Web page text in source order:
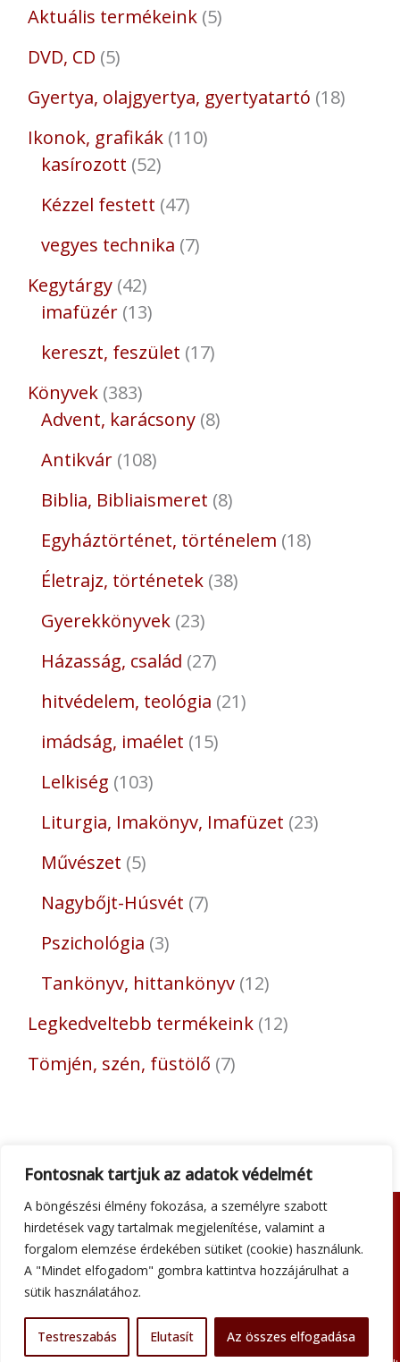
Fontosnak tartjuk az adatok védelmét
A böngészési élmény fokozása, a személyre szabott
hirdetések vagy tartalmak megjelenítése, valamint a
forgalom elemzése érdekében sütiket (cookie) használunk.
A "Mindet elfogadom" gombra kattintva hozzájárulhat a
sütik használatához.
Testreszabás Elutasít Az összes elfogadása
Aktuális termékeink 5
DVD, CD 5
Gyertya, olajgyertya, gyertyatartó 18
Ikonok, grafikák 110
kasírozott 52
Kézzel festett 47
vegyes technika 7
Kegytárgy 42
imafüzér 13
kereszt, feszület 17
Könyvek 383
Advent, karácsony 8
Antikvár 108
Biblia, Bibliaismeret 8
Egyháztörténet, történelem 18
Életrajz, történetek 38
Gyerekkönyvek 23
Házasság, család 27
hitvédelem, teológia 21
imádság, imaélet 15
Lelkiség 103
Liturgia, Imakönyv, Imafüzet 23
Művészet 5
Nagybőjt-Húsvét 7
Pszichológia 3
Tankönyv, hittankönyv 12
Legkedveltebb termékeink 12
Tömjén, szén, füstölő 7
Adatkezelési tájékoztató
Általános szerződési feltételek
Kapcsolat